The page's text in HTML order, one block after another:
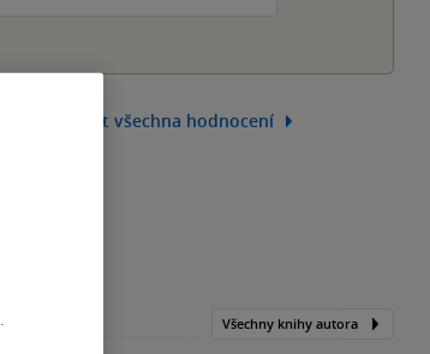
Zobrazit všechna hodnocení
Všechny knihy autora